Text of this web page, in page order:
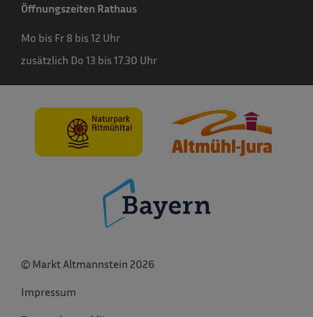
Öffnungszeiten Rathaus
Mo bis Fr 8 bis 12 Uhr
zusätzlich Do 13 bis 17.30 Uhr
© Markt Altmannstein 2026
Impressum